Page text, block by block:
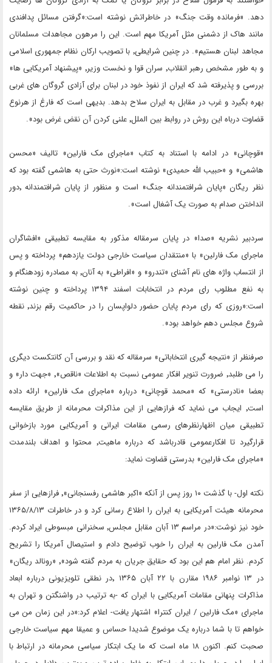
دهد. «فرمانده وقت جنگ» در خاطراتش نوشته است:«گرفتن مسائل پدافندی
مانند هاک از دشمنی مثل آمریکا مهم است. این را مرهون مجاهدات مسلمانان
مجاهد لبنان هستیم». در چنین شرایطی٬ با تصویب ارکان نظام جمهوری اسلامی
و به طور مشخص رهبر انقلاب٬ سران قوا و نخست وزیر٬ «پیشنهاد آمریکایی ها»
بررسی و پذیرفته شد که ایران از نفوذ خود در لبنان برای آزادی گروگان های غربی
بهره بگیرد و غرب در مقابل به ایران سلاح بدهد. بدیهی است که فارغ از هرنوع
قضاوت درباه این روش در روابط بین الملل٬ علنی کردن آن نقض غرض بود».
«قوچانی» در ادامه با استناد به کتاب «ماجرای مک فارلین» تالیف «محسن
هاشمی» و «حبیب الله حمیدی» نوشته است:«نورث حتی به هاشمی گفته بود که
نظر ریگان «پایان شرافتمندانه جنگ» است و منظور از پایان شرافتمندانه ٬‌دور
انداختن صدام به صورت یک آشغال است».
سردبیر نشریه «صدا» در پایان سرمقاله مذکور به مقایسه تطبیقی «افشاگران
ماجرای مک فارلین» با «منتقدان سیاست خارجی دولت یازدهم» پرداخته و پس
از انتساب واژه های نام آشنای «تندرو» و «افراطی» به آنان٬ به مصادره زودهنگام و
به نفع مطلوب رای مردم در انتخابات اسفند ۱۳۹۴ پرداخته و چنین نوشته
است:«روزی که رای مردم پایان حضور دلواپسان را در حاکمیت رقم بزند٬ نقطه
شروع مجلس دهم خواهد بود».
صرفنظر از «نتیجه گیری انتخاباتی» سرمقاله که نقد و بررسی آن کانتکست دیگری
را می طلبد٬ ضرورت تنویر افکار عمومی نسبت به اطلاعات «ناقص»٬ «جهت دار» و
بعضا «نادرستی» که «محمد قوچانی» درباره «ماجرای مک فارلین» ارائه داده
است٬ ایجاب می نماید که فرازهایی از این مذاکرات محرمانه از طریق مقایسه
تطبیقی میان اظهارنظرهای رسمی مقامات ایرانی و آمریکایی مورد بازخوانی
قرارگیرد تا افکارعمومی قادرباشد که درباره ماهیت٬ محتوا و اهداف بلندمدت
«ماجرای مک فارلین» بدرستی قضاوت نماید:
نکته اول- با گذشت ۱۰ روز پس از آنکه «اکبر هاشمی رفسنجانی»٬ فرازهایی از سفر
محرمانه هیئت آمریکایی به ایران را اطلاع رسانی کرد و در خاطرات ۱۳۶۵/۸/۱۳
خود نیز نوشت:«در مراسم ۱۳ آبان مقابل مجلس٬ سخنرانی مبسوطی ایراد کردم.
آمدن مک فارلین به ایران را خوب توضیح دادم و استیصال آمریکا را تشریح
کردم. نظر امام هم این بود که حقایق جریان به مردم گفته شود»٬ «رونالد ریگان»
در ۱۳ نوامبر ۱۹۸۶ مقارن با ۲۲ آبان ۱۳۶۵ ٬در نطقی تلویزیونی درباره ابعاد
مذاکرات پنهانی مقامات آمریکایی با ایران که -به ترتیب در واشنگتن و تهران به
ماجرای «مک فارلین / ایران کنترا» اشتهار یافت- اعلام کرد:«در این زمان من می
خواهم تا با شما درباره یک موضوع شدیدا حساس و عمیقا مهم سیاست خارجی
صحبت کنم. اکنون ۱۸ ماه است که ما یک ابتکار سیاسی محرمانه در ارتباط با